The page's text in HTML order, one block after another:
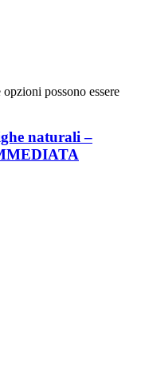
possono essere
naturali –